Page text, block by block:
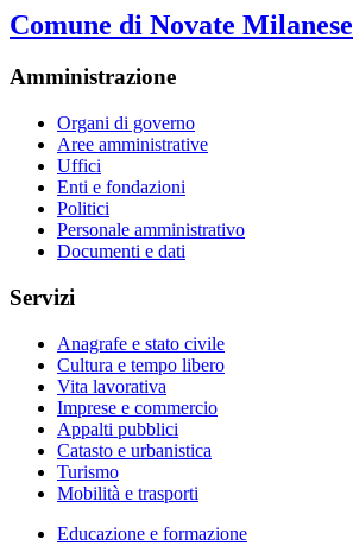
Comune di Novate Milanese
Amministrazione
Organi di governo
Aree amministrative
Uffici
Enti e fondazioni
Politici
Personale amministrativo
Documenti e dati
Servizi
Anagrafe e stato civile
Cultura e tempo libero
Vita lavorativa
Imprese e commercio
Appalti pubblici
Catasto e urbanistica
Turismo
Mobilità e trasporti
Educazione e formazione